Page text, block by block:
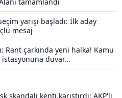
yarışı başladı: İlk aday
mesaj
Rant çarkında yeni halka! Kamu
istasyonuna duvar...
skandalı kenti karıştırdı: AKP'li